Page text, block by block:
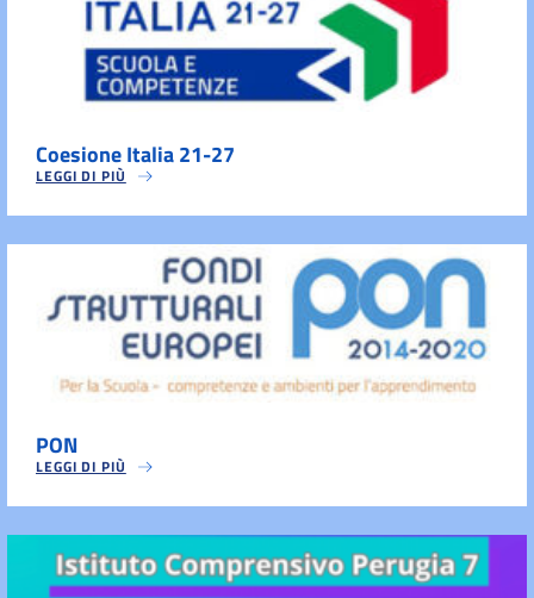
Coesione Italia 21-27
LEGGI DI PIÙ
PON
LEGGI DI PIÙ